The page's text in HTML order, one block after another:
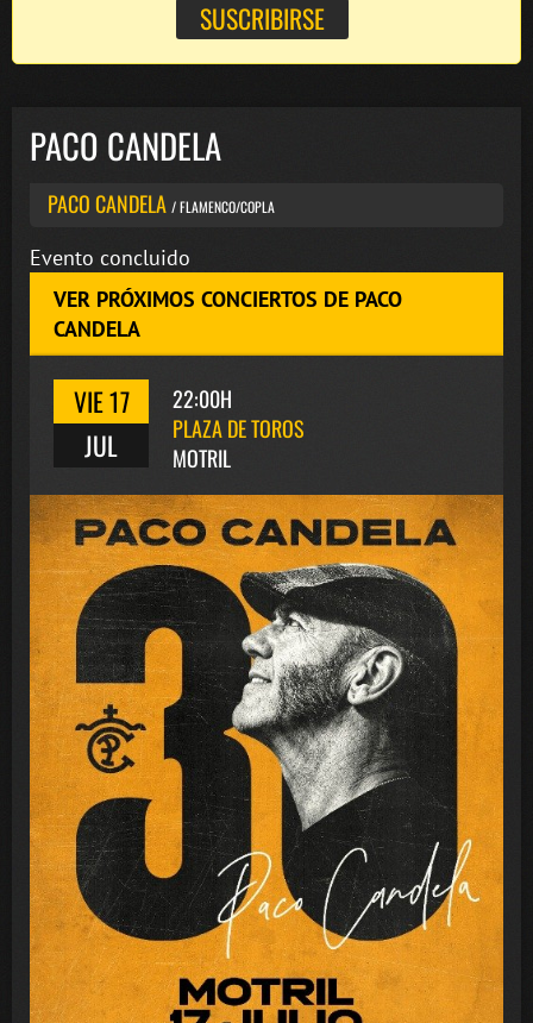
PACO CANDELA
PACO CANDELA / FLAMENCO/COPLA
Evento concluido
VER PRÓXIMOS CONCIERTOS DE PACO
CANDELA
VIE 17
JUL
22:00H
PLAZA DE TOROS
MOTRIL